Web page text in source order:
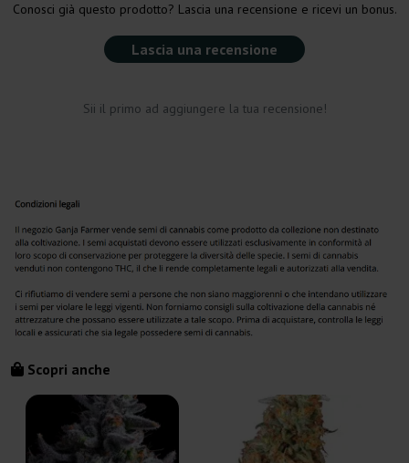
Conosci già questo prodotto? Lascia una recensione e ricevi un bonus.
Lascia una recensione
Sii il primo ad aggiungere la tua recensione!
Scopri anche